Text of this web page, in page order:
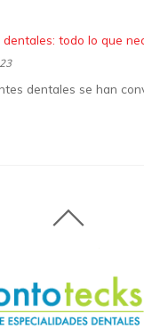
dentales: todo lo que
dentales se han